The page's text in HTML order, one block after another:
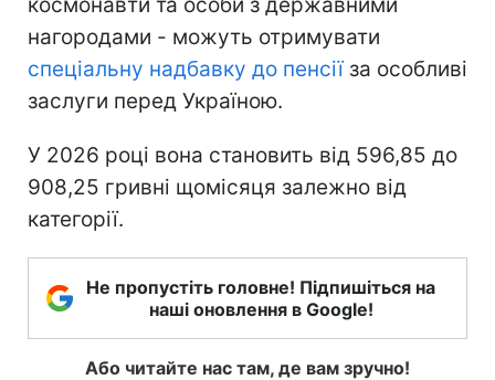
нагородами - можуть отримувати
спеціальну надбавку до пенсіїза особливі
заслуги перед Україною.
У 2026 році вона становить від 596,85 до
908,25 гривні щомісяця залежно від
категорії.
Не пропустіть головне! Підпишіться на
наші оновлення в Google!
Або читайте нас там, де вам зручно!